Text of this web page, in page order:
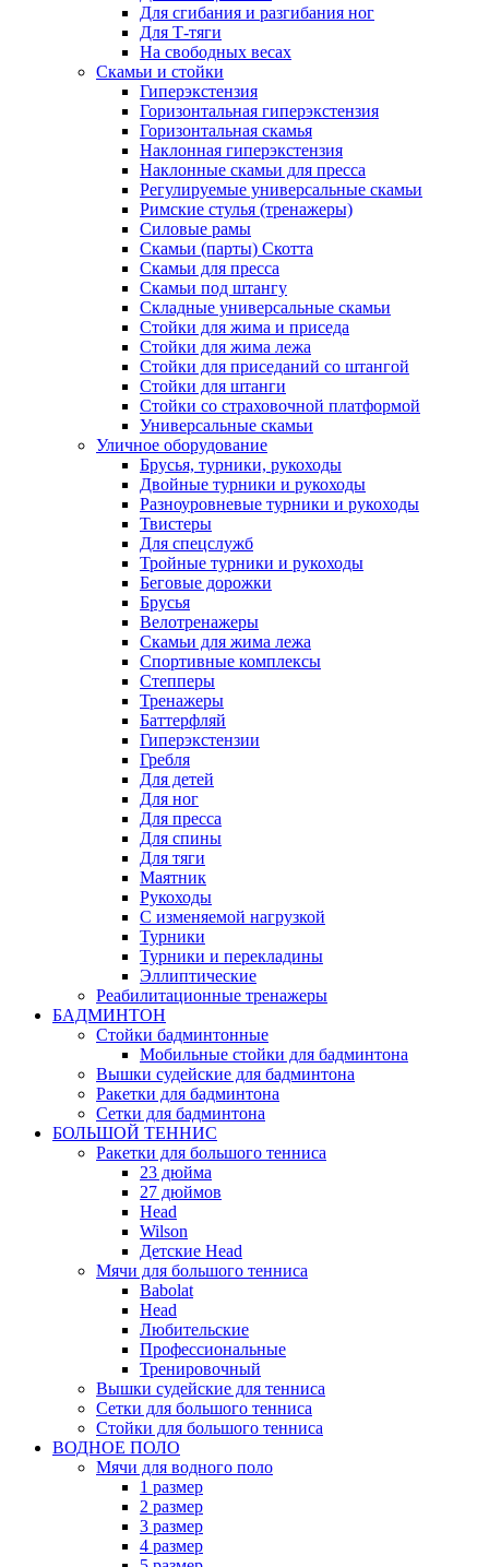
Для сгибания и разгибания ног
Для Т-тяги
На свободных весах
Скамьи и стойки
Гиперэкстензия
Горизонтальная гиперэкстензия
Горизонтальная скамья
Наклонная гиперэкстензия
Наклонные скамьи для пресса
Регулируемые универсальные скамьи
Римские стулья (тренажеры)
Силовые рамы
Скамьи (парты) Скотта
Скамьи для пресса
Скамьи под штангу
Складные универсальные скамьи
Стойки для жима и приседа
Стойки для жима лежа
Стойки для приседаний со штангой
Стойки для штанги
Стойки со страховочной платформой
Универсальные скамьи
Уличное оборудование
Брусья, турники, рукоходы
Двойные турники и рукоходы
Разноуровневые турники и рукоходы
Твистеры
Для спецслужб
Тройные турники и рукоходы
Беговые дорожки
Брусья
Велотренажеры
Скамьи для жима лежа
Спортивные комплексы
Степперы
Тренажеры
Баттерфляй
Гиперэкстензии
Гребля
Для детей
Для ног
Для пресса
Для спины
Для тяги
Маятник
Рукоходы
С изменяемой нагрузкой
Турники
Турники и перекладины
Эллиптические
Реабилитационные тренажеры
БАДМИНТОН
Стойки бадминтонные
Мобильные стойки для бадминтона
Вышки судейские для бадминтона
Ракетки для бадминтона
Сетки для бадминтона
БОЛЬШОЙ ТЕННИС
Ракетки для большого тенниса
23 дюйма
27 дюймов
Head
Wilson
Детские Head
Мячи для большого тенниса
Babolat
Head
Любительские
Профессиональные
Тренировочный
Вышки судейские для тенниса
Сетки для большого тенниса
Стойки для большого тенниса
ВОДНОЕ ПОЛО
Мячи для водного поло
1 размер
2 размер
3 размер
4 размер